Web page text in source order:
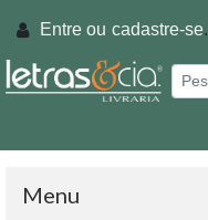
Entre ou cadastre-se.
Menu